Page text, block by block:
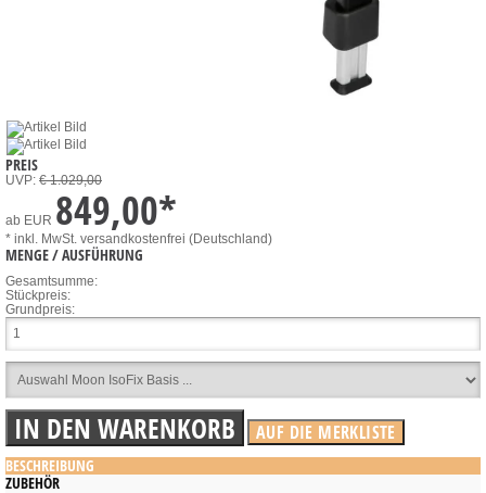
PREIS
UVP: € 1.029,00
ab EUR 849,00*
* inkl. MwSt. versandkostenfrei (Deutschland)
MENGE / AUSFÜHRUNG
Gesamtsumme:
Stückpreis:
Grundpreis:
BESCHREIBUNG
ZUBEHÖR